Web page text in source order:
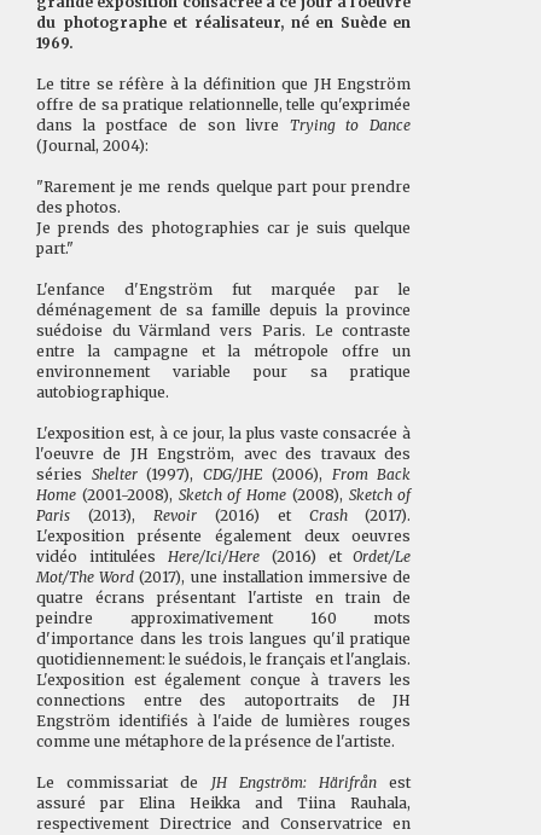
du photographe et réalisateur, né en Suède en
1969.
Le titre se réfère à la définition que JH Engström
offre de sa pratique relationnelle, telle qu'exprimée
dans la postface de son livre Trying to Dance
(Journal, 2004):
"Rarement je me rends quelque part pour prendre
des photos.
Je prends des photographies car je suis quelque
part."
L'enfance d'Engström fut marquée par le
déménagement de sa famille depuis la province
suédoise du Värmland vers Paris. Le contraste
entre la campagne et la métropole offre un
environnement variable pour sa pratique
autobiographique.
L'exposition est, à ce jour, la plus vaste consacrée à
l'oeuvre de JH Engström, avec des travaux des
séries Shelter(1997),CDG/JHE (2006), From Back
Home (2001-2008), Sketch of Home (2008), Sketch of
Paris (2013), Revoir(2016) et Crash(2017).
L'exposition présente également deux oeuvres
vidéo intitulées Here/Ici/Here(2016) etOrdet/Le
Mot/The Word (2017), une installation immersive de
quatre écrans présentant l'artiste en train de
peindre approximativement 160 mots
d'importance dans les trois langues qu'il pratique
quotidiennement: le suédois, le français et l'anglais.
L'exposition est également conçue à travers les
connections entre des autoportraits de JH
Engström identifiés à l'aide de lumières rouges
comme une métaphore de la présence de l'artiste.
Le commissariat de JH Engström: Härifrån est
assuré par Elina Heikka and Tiina Rauhala,
respectivement Directrice and Conservatrice en